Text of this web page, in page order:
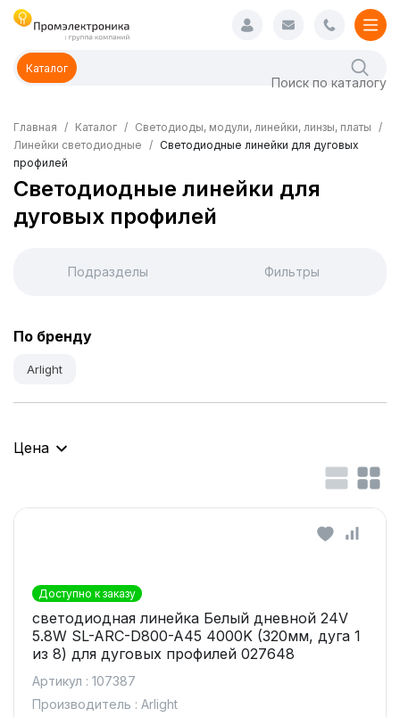
Каталог
Главная Каталог
Светодиоды, модули, линейки, линзы, платы
Линейки светодиодные
Светодиодные линейки для дуговых
профилей
Светодиодные линейки для
дуговых профилей
Подразделы Фильтры
По бренду
Arlight
Цена
Доступно к заказу
светодиодная линейка Белый дневной 24V
5.8W SL-ARC-D800-A45 4000K (320мм, дуга 1
из 8) для дуговых профилей 027648
Артикул : 107387
Производитель : Arlight